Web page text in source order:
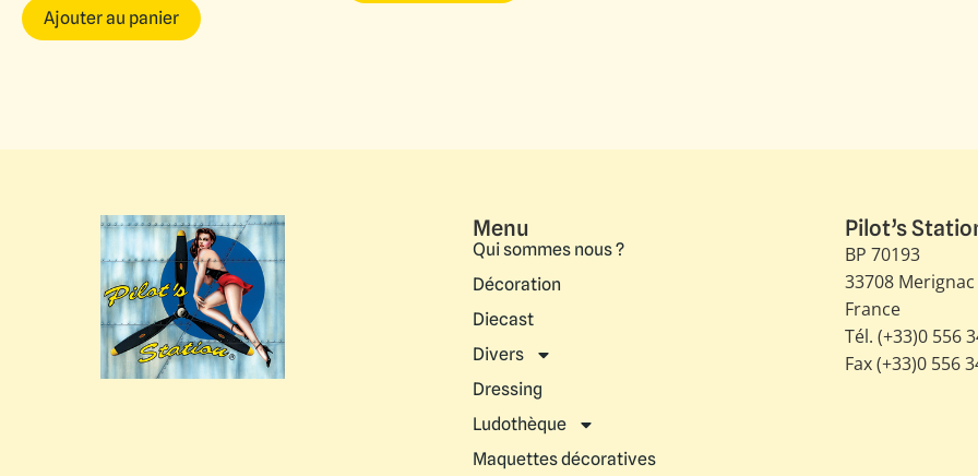
Ajouter au panier
Menu
Qui sommes nous ?
Décoration
Diecast
Divers
Dressing
Ludothèque
Maquettes décoratives
Pilot’s
BP 70193
33708
France
Tél. (+33)0 556
Fax (+33)0 556